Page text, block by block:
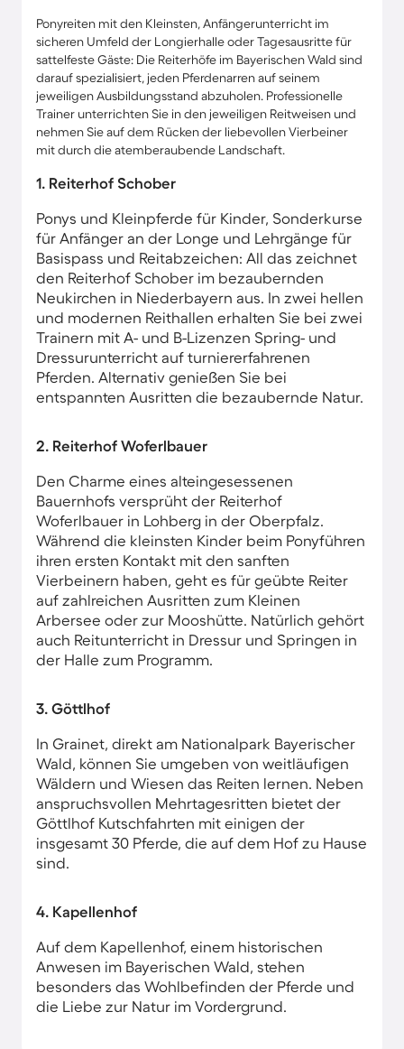
Ponyreiten mit den Kleinsten, Anfängerunterricht im
sicheren Umfeld der Longierhalle oder Tagesausritte für
sattelfeste Gäste: Die Reiterhöfe im Bayerischen Wald sind
darauf spezialisiert, jeden Pferdenarren auf seinem
jeweiligen Ausbildungsstand abzuholen. Professionelle
Trainer unterrichten Sie in den jeweiligen Reitweisen und
nehmen Sie auf dem Rücken der liebevollen Vierbeiner
mit durch die atemberaubende Landschaft.
1. Reiterhof Schober
Ponys und Kleinpferde für Kinder, Sonderkurse
für Anfänger an der Longe und Lehrgänge für
Basispass und Reitabzeichen: All das zeichnet
den Reiterhof Schober im bezaubernden
Neukirchen in Niederbayern aus. In zwei hellen
und modernen Reithallen erhalten Sie bei zwei
Trainern mit A- und B-Lizenzen Spring- und
Dressurunterricht auf turniererfahrenen
Pferden. Alternativ genießen Sie bei
entspannten Ausritten die bezaubernde Natur.
2. Reiterhof Woferlbauer
Den Charme eines alteingesessenen
Bauernhofs versprüht der Reiterhof
Woferlbauer in Lohberg in der Oberpfalz.
Während die kleinsten Kinder beim Ponyführen
ihren ersten Kontakt mit den sanften
Vierbeinern haben, geht es für geübte Reiter
auf zahlreichen Ausritten zum Kleinen
Arbersee oder zur Mooshütte. Natürlich gehört
auch Reitunterricht in Dressur und Springen in
der Halle zum Programm.
3. Göttlhof
In Grainet, direkt am Nationalpark Bayerischer
Wald, können Sie umgeben von weitläufigen
Wäldern und Wiesen das Reiten lernen. Neben
anspruchsvollen Mehrtagesritten bietet der
Göttlhof Kutschfahrten mit einigen der
insgesamt 30 Pferde, die auf dem Hof zu Hause
sind.
4. Kapellenhof
Auf dem Kapellenhof, einem historischen
Anwesen im Bayerischen Wald, stehen
besonders das Wohlbefinden der Pferde und
die Liebe zur Natur im Vordergrund.